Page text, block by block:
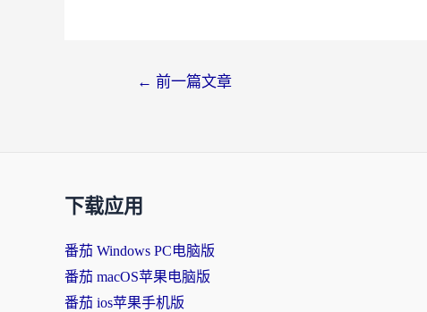
← 前一篇文章
下载应用
番茄 Windows PC电脑版
番茄 macOS苹果电脑版
番茄 ios苹果手机版